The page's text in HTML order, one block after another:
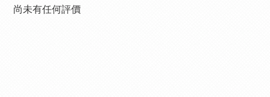
尚未有任何評價